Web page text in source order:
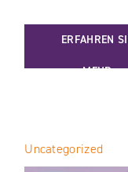
ERFAHREN
MEHR
: INTERNET
Uncategorized